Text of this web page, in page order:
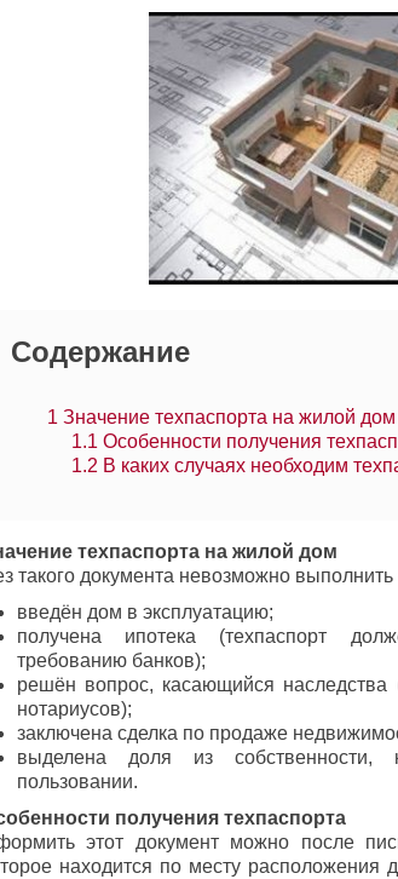
Содержание
1 Значение техпаспорта на жилой дом
1.1 Особенности получения
1.2 В каких случаях необходим
техпаспорта на жилой дом
такого документа невозможно
введён дом в эксплуатацию;
получена ипотека (техпаспорт
требованию банков);
решён вопрос, касающийся наследства
нотариусов);
заключена сделка по продаже
выделена доля из собственности,
пользовании.
получения техпаспорта
этот документ можно после
находится по месту расположения